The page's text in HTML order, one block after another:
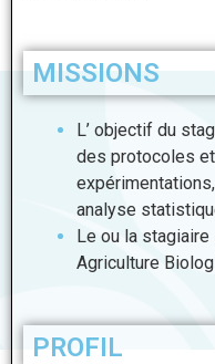
MISSIONS
L’ objectif du
des protocoles
analyse
Le ou la
Agriculture
PROFIL